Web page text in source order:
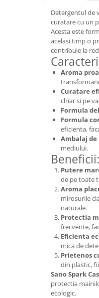
Produse incontinenta
Servetele Umede
Detergentul de
curatare cu un
Acesta este
acelasi timp o
contribuie la
Aroma
Curatare
chiar si pe
Formula
Formula
eficienta,
Ambalaj
mediului.
Beneficii:
Putere
de pe toate
Aroma
mirosurile
naturale.
Protectia
frecvente,
Eficienta
mica de
Prietenos
din plastic,
Sano Spark
protectia
ecologic.